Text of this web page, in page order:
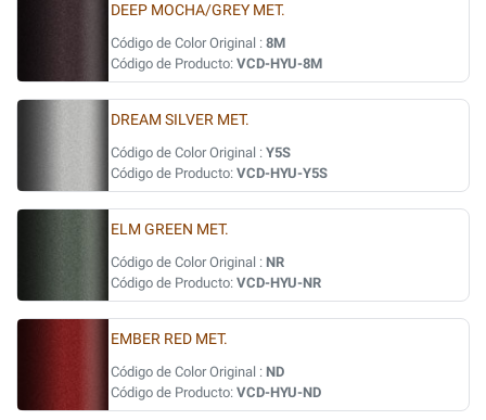
DEEP MOCHA/GREY MET.
Código de Color Original : 8M
Código de Producto: VCD-HYU-8M
DREAM SILVER MET.
Código de Color Original : Y5S
Código de Producto: VCD-HYU-Y5S
ELM GREEN MET.
Código de Color Original : NR
Código de Producto: VCD-HYU-NR
EMBER RED MET.
Código de Color Original : ND
Código de Producto: VCD-HYU-ND